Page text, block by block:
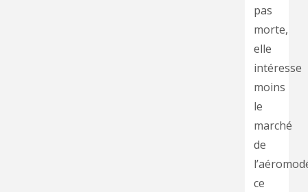
pas
morte,
elle
intéresse
moins
le
marché
de
ce